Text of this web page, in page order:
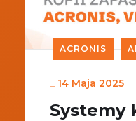
ACRONIS
_ 14 Maja 2025
Systemy